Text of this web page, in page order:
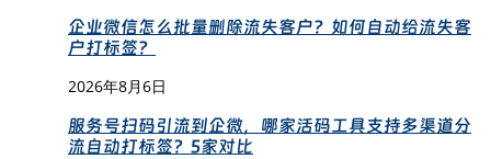
企业微信怎么批量删除流失客户？如何自动给流失客
户打标签？
2026年8月6日
服务号扫码引流到企微，哪家活码工具支持多渠道分
流自动打标签？5家对比